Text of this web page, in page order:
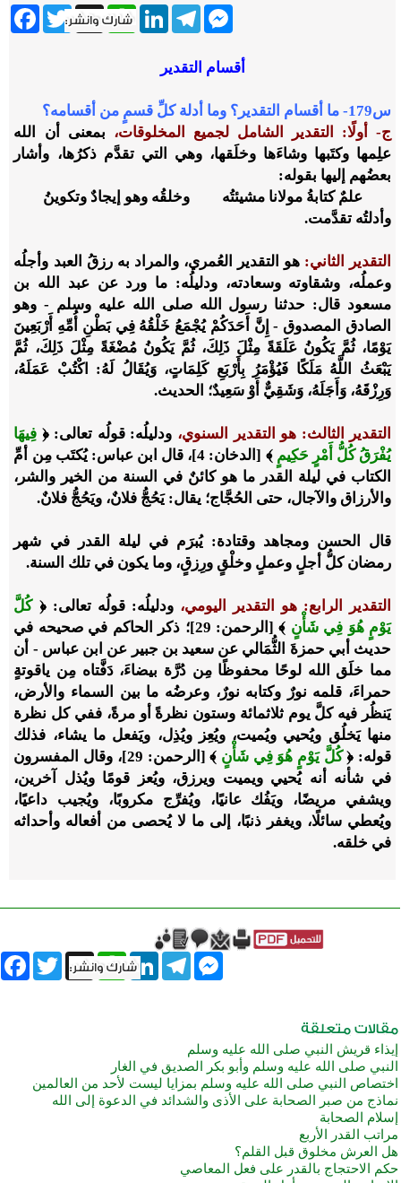
Twitter X
WhatsApp
LinkedInTelegram
Messenger
أقسام التقدير
س179- ما أقسام التقدير؟ وما أدلة كلِّ قسمٍ من أقسامه؟
ج- أولًا: التقدير الشامل لجميع المخلوقات، بمعنى أن الله
علِمها وكتَبها وشاءَها وخلَقها، وهي التي تقدَّم ذكرُها، وأشار
بعضُهم إليها بقوله:
علمٌ كتابةُ مولانا مشيئتُه وخلقُه وهو إيجادٌ وتكوينُ
وأدلتُه تقدَّمت.
التقدير الثاني:هو التقدير العُمري، والمراد به رزقُ العبد وأجلُه
وعملُه، وشقاوته وسعادته، ودليلُه: ما ورد عن عبد الله بن
مسعود قال: حدثنا رسول الله صلى الله عليه وسلم - وهو
الصادق المصدوق - إِنَّ أَحَدَكُمْ يُجْمَعُ خَلْقُهُ فِي بَطْنِ أُمِّهِ أَرْبَعِينَ
يَوْمًا، ثُمَّ يَكُونُ عَلَقَةً مِثْلَ ذَلِكَ، ثُمَّ يَكُونُ مُضْغَةً مِثْلَ ذَلِكَ، ثُمَّ
يَبْعَثُ اللَّهُ مَلَكًا فَيُؤْمَرُ بِأَرْبَعِ كَلِمَاتٍ، وَيُقَالُ لَهُ: اكْتُبْ عَمَلَهُ،
وَرِزْقَهُ، وَأَجَلَهُ، وَشَقِيٌّ أَوْ سَعِيدٌ؛ الحديث.
التقدير الثالث: هو التقدير السنوي، ودليلُه: قولُه تعالى: ﴿ فِيهَا
يُفْرَقُ كُلُّ أَمْرٍ حَكِيمٍ
﴾ [الدخان: 4]، قال ابن عباس: يُكتَب مِن أمِّ
الكتاب في ليلة القدر ما هو كائنٌ في السنة من الخير والشر،
والأرزاق والآجال، حتى الحُجَّاج؛ يقال: يَحُجُّ فلانٌ، ويَحُجُّ فلانٌ.
قال الحسن ومجاهد وقتادة: يُبرَم في ليلة القدر في شهر
رمضان كلُّ أجلٍ وعملٍ وخلْقٍ ورِزقٍ، وما يكون في تلك السنة.
التقدير الرابع: هو التقدير اليومي، ودليلُه: قولُه تعالى: ﴿كُلَّ
يَوْمٍ هُوَ فِي شَأْنٍ
﴾ [الرحمن: 29]؛ ذكر الحاكم في صحيحه في
حديث أبي حمزةَ الثُّمَالي عن سعيد بن جبير عن ابن عباس - أن
مما خلَق الله لوحًا محفوظًا مِن دُرَّة بيضاءَ، دَفَّتاه مِن ياقوتةٍ
حمراءَ، قلمه نورٌ وكتابه نورٌ، وعرضُه ما بين السماء والأرض،
يَنظُر فيه كلَّ يوم ثلاثمائة وستون نظرةً أو مرةً، ففي كل نظرة
منها يَخلُق ويُحيي ويُميت، ويُعِز ويُذِل، ويَفعل ما يشاء، فذلك
قوله: ﴿كُلَّ يَوْمٍ هُوَ فِي شَأْنٍ
﴾ [الرحمن: 29]، وقال المفسرون
في شأنه أنه يُحيي ويميت ويرزق، ويُعز قومًا ويُذل آخرين،
ويشفي مريضًا، ويَفُك عانيًا، ويُفرِّج مكروبًا، ويُجيب داعيًا،
ويُعطي سائلًا، ويغفر ذنبًا، إلى ما لا يُحصى من أفعاله وأحداثه
في خلقه.
Twitter X
WhatsAppLinkedInTelegram
Messenger
إيذاء قريش النبي صلى الله عليه وسلم
النبي صلى الله عليه وسلم وأبو بكر الصديق في الغار
اختصاص النبي صلى الله عليه وسلم بمزايا ليست لأحد من العالمين
نماذج من صبر الصحابة على الأذى والشدائد في الدعوة إلى الله
إسلام الصحابة
مراتب القدر الأربع
هل العرش مخلوق قبل القلم؟
حكم الاحتجاج بالقدر على فعل المعاصي